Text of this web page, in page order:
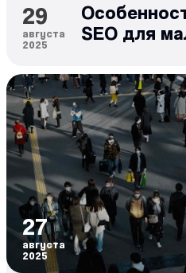
29
августа
2025
SEO для
27
августа
2025